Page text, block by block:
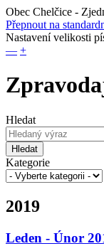
Obec Chelčice -
Přepnout na
Nastavení velikosti
— +
Hledat
Hledat
Kategorie
2019
Leden - Únor